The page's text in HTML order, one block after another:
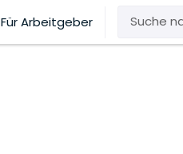
Für Arbeitgeber